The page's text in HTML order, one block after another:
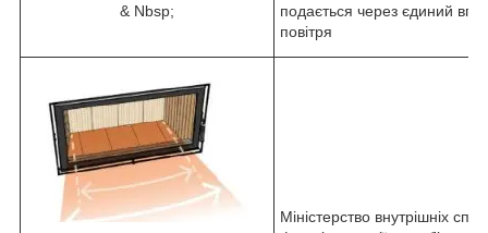
& Nbsp;
подається через єдиний
повітря
Міністерство внутрішніх